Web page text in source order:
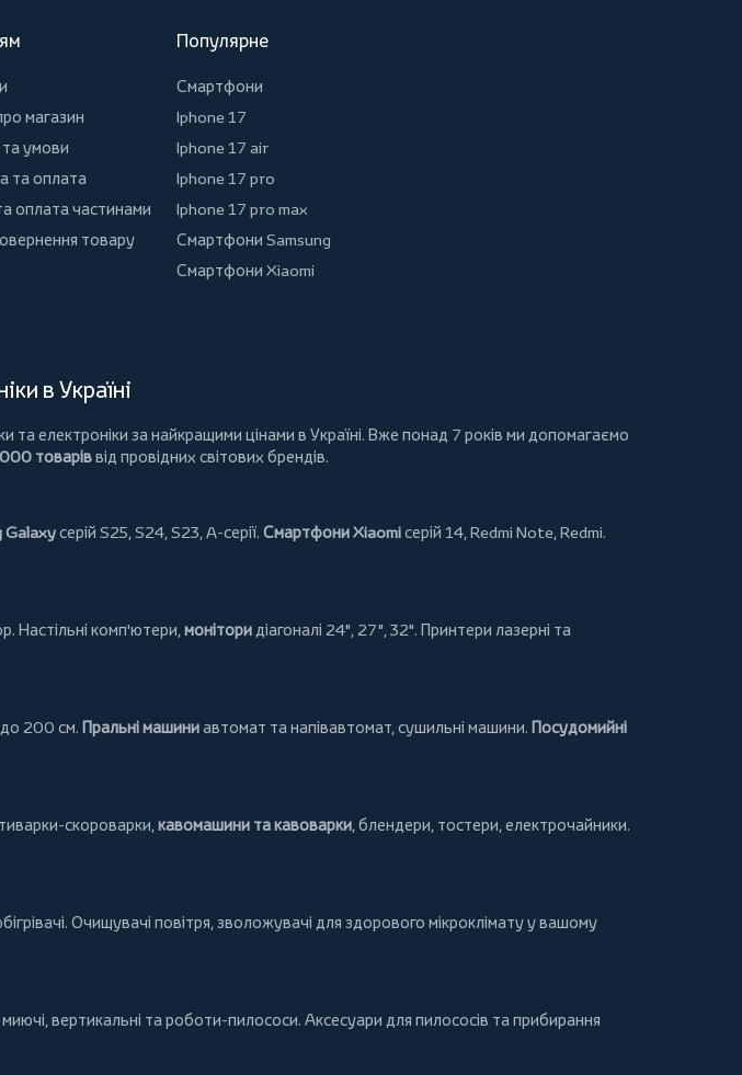
магазин
умови
та оплата
оплата частинами
товару
Популярне
Смартфони
Iphone 17
Iphone 17 air
Iphone 17 pro
Iphone 17 pro max
Смартфони Samsung
Смартфони Xiaomi
в Україні
та електроніки за найкращими цінами в Україні. Вже понад 7 років ми допомагаємо
товаріввід провідних світових брендів.
Galaxyсерій S25, S24, S23, A-серії. Смартфони Xiaomiсерій 14, Redmi Note, Redmi.
Настільні комп'ютери,моніторидіагоналі 24", 27", 32". Принтери лазерні та
200 см. Пральні машиниавтомат та напівавтомат,сушильні машини. Посудомийні
скороварки,кавомашини та кавоварки,блендери, тостери,електрочайники.
. Очищувачі повітря, зволожувачі для здорового мікроклімату у вашому
миючі,вертикальні тароботи-пилососи. Аксесуари для пилососів та прибирання